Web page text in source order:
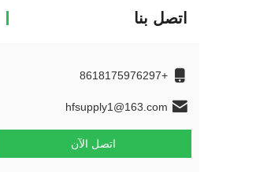
اتصل بنا
+8618175976297
hfsupply1@163.com
اتصل الآن